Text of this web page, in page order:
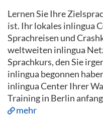
Lernen Sie Ihre
ist. Ihr lokales inlingua
Sprachreisen und
weltweiten inlingua
Sprachkurs, den Sie
inlingua begonnen
inlingua Center Ihrer
Training in Berlin
mehr